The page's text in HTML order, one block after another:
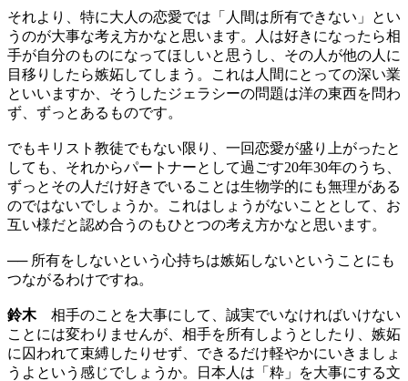
それより、特に大人の恋愛では「人間は所有できない」とい
うのが大事な考え方かなと思います。人は好きになったら相
手が自分のものになってほしいと思うし、その人が他の人に
目移りしたら嫉妬してしまう。これは人間にとっての深い業
といいますか、そうしたジェラシーの問題は洋の東西を問わ
ず、ずっとあるものです。
でもキリスト教徒でもない限り、一回恋愛が盛り上がったと
しても、それからパートナーとして過ごす20年30年のうち、
ずっとその人だけ好きでいることは生物学的にも無理がある
のではないでしょうか。これはしょうがないこととして、お
互い様だと認め合うのもひとつの考え方かなと思います。
── 所有をしないという心持ちは嫉妬しないということにも
つながるわけですね。
鈴木相手のことを大事にして、誠実でいなければいけない
ことには変わりませんが、相手を所有しようとしたり、嫉妬
に囚われて束縛したりせず、できるだけ軽やかにいきましょ
うよという感じでしょうか。日本人は「粋」を大事にする文